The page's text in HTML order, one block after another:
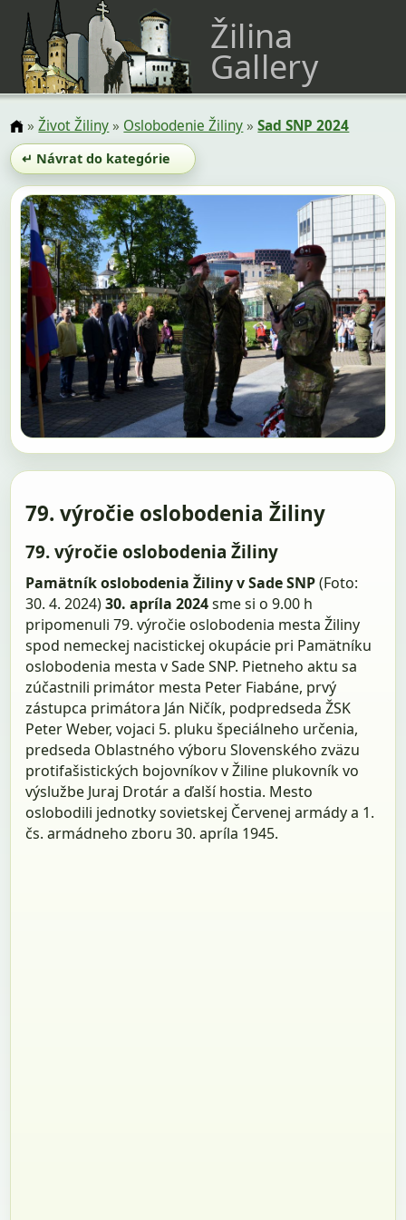
Žilina
Gallery
»Život Žiliny» Oslobodenie Žiliny»Sad SNP 2024
↵ Návrat do kategórie
79. výročie oslobodenia Žiliny
79. výročie oslobodenia Žiliny
Pamätník oslobodenia Žiliny v Sade SNP(Foto:
30. 4. 2024)30. apríla 2024sme si o 9.00 h
pripomenuli 79. výročie oslobodenia mesta Žiliny
spod nemeckej nacistickej okupácie pri Pamätníku
oslobodenia mesta v Sade SNP. Pietneho aktu sa
zúčastnili primátor mesta Peter Fiabáne, prvý
zástupca primátora Ján Ničík, podpredseda ŽSK
Peter Weber, vojaci 5. pluku špeciálneho určenia,
predseda Oblastného výboru Slovenského zväzu
protifašistických bojovníkov v Žiline plukovník vo
výslužbe Juraj Drotár a ďalší hostia. Mesto
oslobodili jednotky sovietskej Červenej armády a 1.
čs. armádneho zboru 30. apríla 1945.